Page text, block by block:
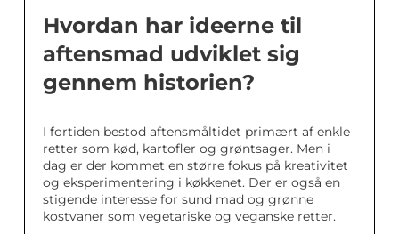
Hvordan har ideerne til
aftensmad udviklet sig
gennem historien?
I fortiden bestod aftensmåltidet primært af enkle
retter som kød, kartofler og grøntsager. Men i
dag er der kommet en større fokus på kreativitet
og eksperimentering i køkkenet. Der er også en
stigende interesse for sund mad og grønne
kostvaner som vegetariske og veganske retter.